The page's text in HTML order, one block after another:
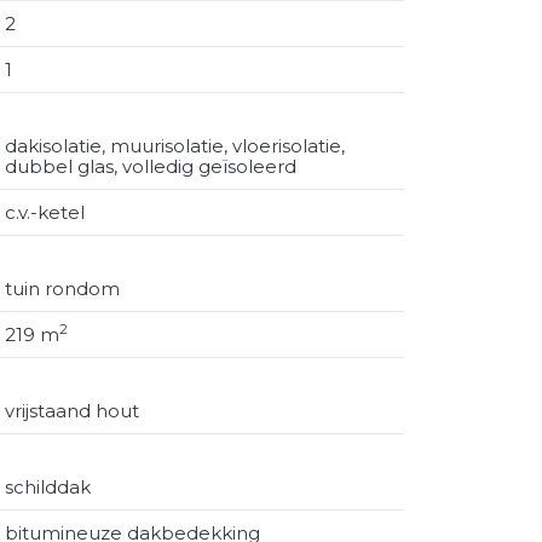
met open keuken, 2 slaapkamers,
2
1
dakisolatie, muurisolatie, vloerisolatie,
dubbel glas, volledig geïsoleerd
c.v.-ketel
tuin rondom
219 m2
vrijstaand hout
schilddak
bitumineuze dakbedekking